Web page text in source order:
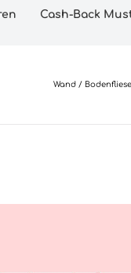
Cash-Back
Wand /